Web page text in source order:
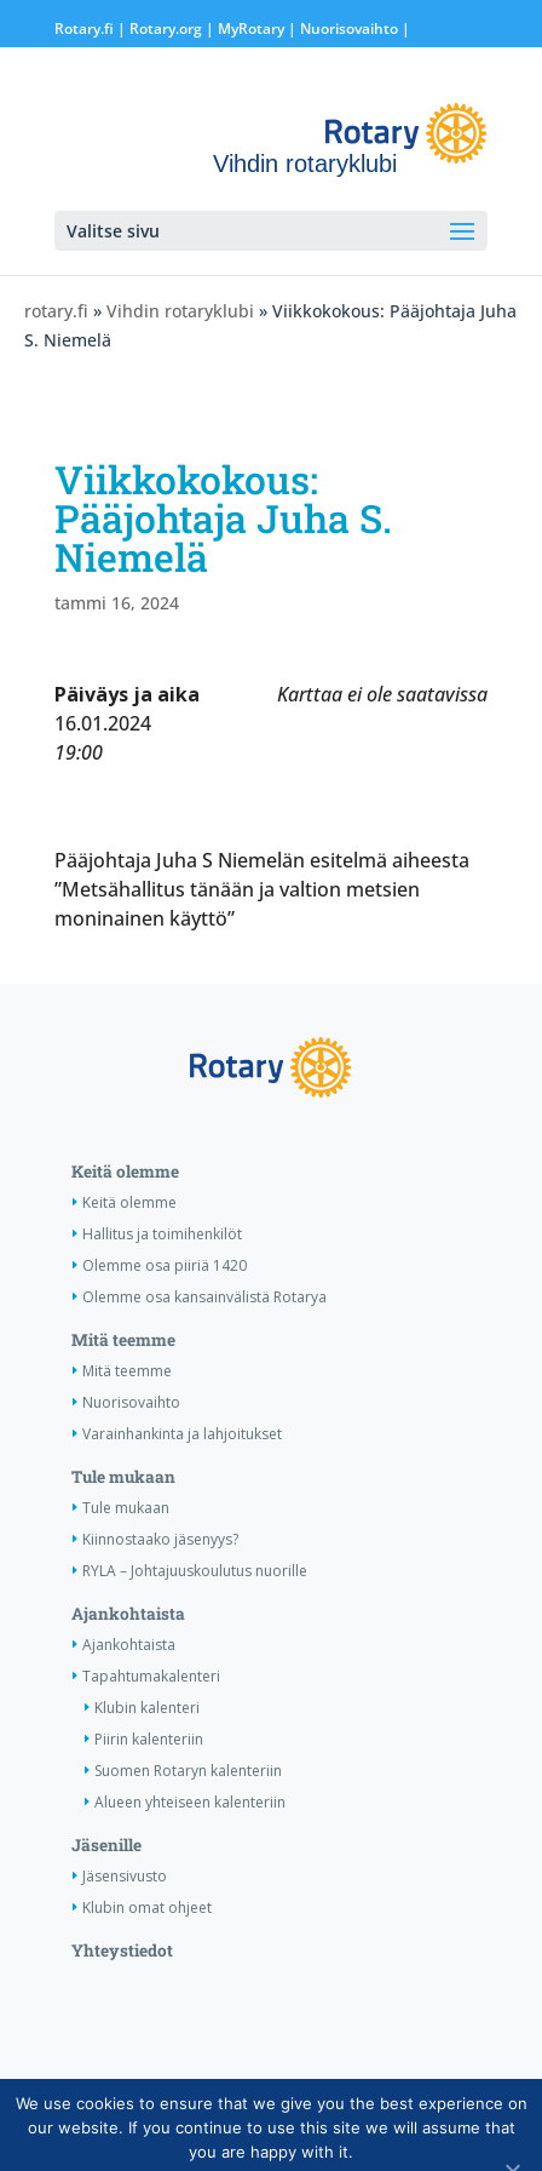
Rotary.fi | Rotary.org| MyRotary | Nuorisovaihto|
Vihdin rotaryklubi
Valitse sivu
rotary.fi » Vihdin rotaryklubi » Viikkokokous: Pääjohtaja Juha
S. Niemelä
Viikkokokous:
Pääjohtaja Juha S.
Niemelä
tammi 16, 2024
Karttaa ei ole saatavissa
Päiväys ja aika
16.01.2024
19:00
Pääjohtaja Juha S Niemelän esitelmä aiheesta
”Metsähallitus tänään ja valtion metsien
moninainen käyttö”
Keitä olemme
Keitä olemme
Hallitus ja toimihenkilöt
Olemme osa piiriä 1420
Olemme osa kansainvälistä Rotarya
Mitä teemme
Mitä teemme
Nuorisovaihto
Varainhankinta ja lahjoitukset
Tule mukaan
Tule mukaan
Kiinnostaako jäsenyys?
RYLA – Johtajuuskoulutus nuorille
Ajankohtaista
Ajankohtaista
Tapahtumakalenteri
Klubin kalenteri
Piirin kalenteriin
Suomen Rotaryn kalenteriin
Alueen yhteiseen kalenteriin
Jäsenille
Jäsensivusto
Klubin omat ohjeet
Yhteystiedot
Copyright © Suomen Rotarypalvelu ry 2026 |
Jäsentietojärjestelmän tietosuojaseloste| Henkilötietojen
käsittely Rotarytoiminnassa
We use cookies to ensure that we give you the best experience on
our website. If you continue to use this site we will assume that
you are happy with it.